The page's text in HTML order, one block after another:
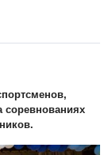
соревнованиях